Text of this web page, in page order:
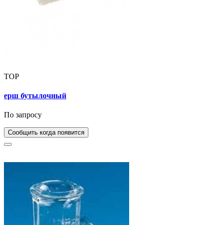
TOP
ерш бутылочный
По запросу
Сообщить когда появится